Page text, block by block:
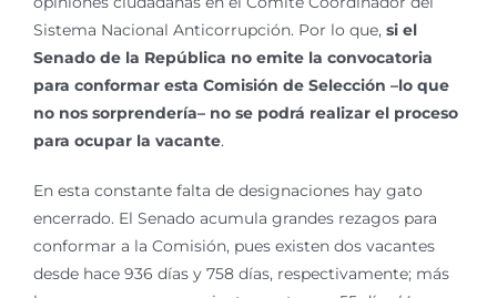
Sistema Nacional Anticorrupción. Por lo que, si el
Senado de la República no emite la convocatoria
para conformar esta Comisión de Selección –lo que
no nos sorprendería– no se podrá realizar el proceso
para ocupar la vacante.
En esta constante falta de designaciones hay gato
encerrado. El Senado acumula grandes rezagos para
conformar a la Comisión, pues existen dos vacantes
desde hace 936 días y 758 días, respectivamente; más